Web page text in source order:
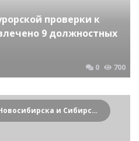
проверки к
9 должностных
0 700
Криминальные новости Новосибирска и Сибирского региона